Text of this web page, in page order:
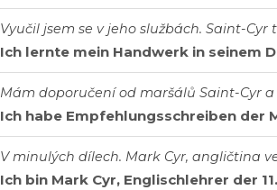
Vyučil jsem se v jeho službách. Saint-Cyr
Ich lernte mein Handwerk in seinem
Mám doporučení od maršálů Saint-Cyr
Ich habe Empfehlungsschreiben der
V minulých dílech. Mark Cyr, angličtina
Ich bin Mark Cyr, Englischlehrer der